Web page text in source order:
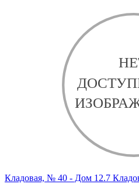
Кладовая, № 40 - Дом 12.7